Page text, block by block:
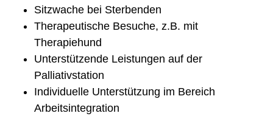
Sitzwache bei Sterbenden
Therapeutische Besuche, z.B. mit
Therapiehund
Unterstützende Leistungen auf der
Palliativstation
Individuelle Unterstützung im Bereich
Arbeitsintegration